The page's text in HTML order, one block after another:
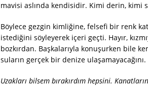
mavisi aslında kendisidir. Kimi derin, kimi
Böylece gezgin kimliğine, felsefi bir renk
istediğini söyleyerek içeri geçti. Hayır,
bozkırdan. Başkalarıyla konuşurken bile
suların gerçek bir denize
Uzakları bilsem bırakırdım hepsini.